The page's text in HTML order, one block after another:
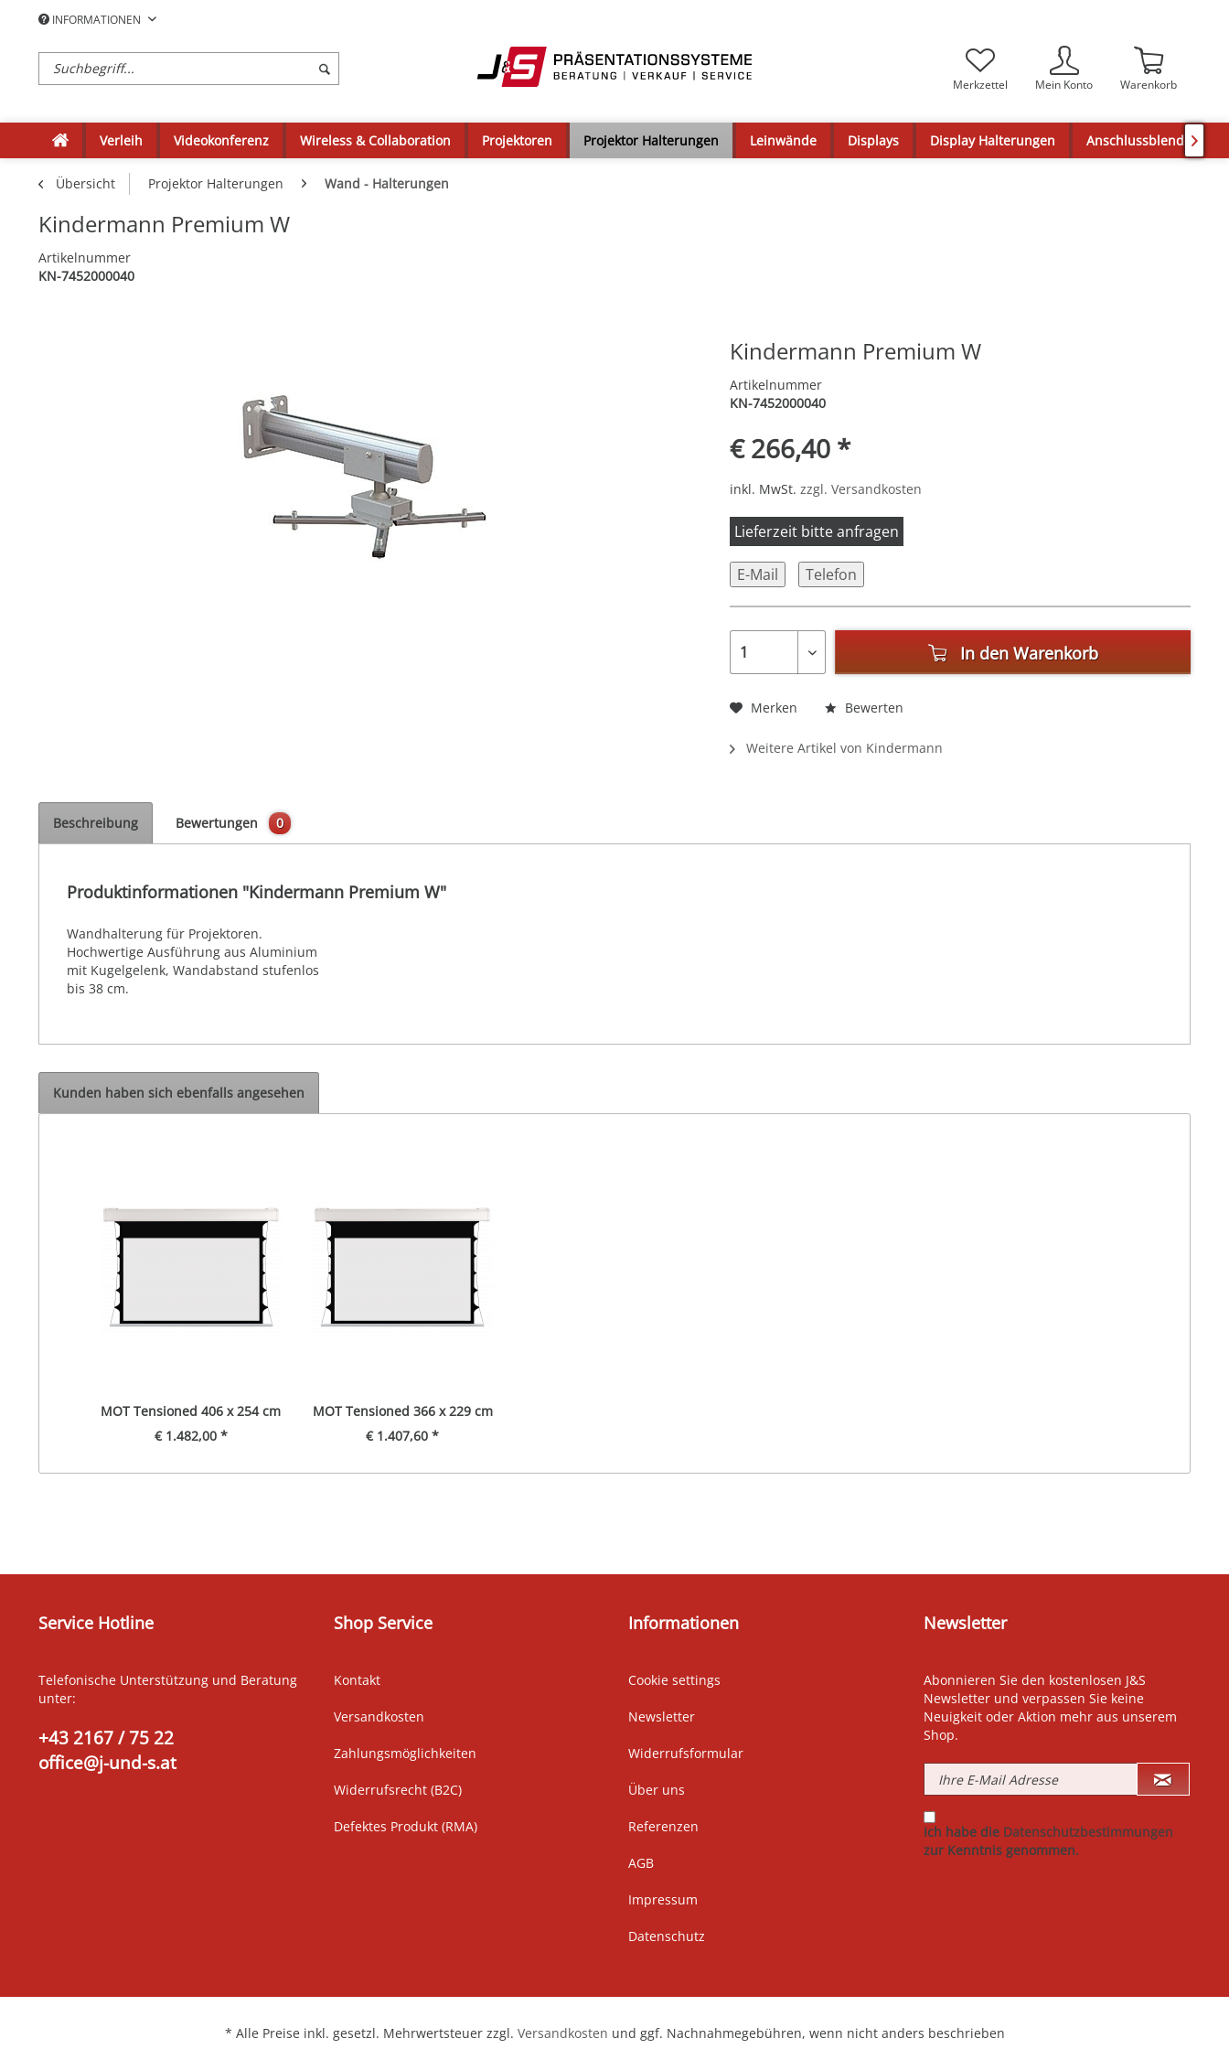
INFORMATIONEN
Merkzettel Mein Konto Warenkorb
Verleih Videokonferenz Wireless & Collaboration Projektoren Projektor Halterungen Leinwände Displays Display Halterungen Anschlussblenden

Übersicht Projektor Halterungen Wand - Halterungen
Kindermann Premium W
Artikelnummer
KN-7452000040
Kindermann Premium W
Artikelnummer
KN-7452000040
€ 266,40 *
inkl. MwSt. zzgl. Versandkosten
Lieferzeit bitte anfragen
E-Mail Telefon
In den Warenkorb
Merken Bewerten
Weitere Artikel von Kindermann
Beschreibung Bewertungen 0
Produktinformationen "Kindermann Premium W"
Wandhalterung für Projektoren.
Hochwertige Ausführung aus Aluminium
mit Kugelgelenk, Wandabstand stufenlos
bis 38 cm.
Kunden haben sich ebenfalls angesehen
MOT Tensioned 406 x 254 cm
€ 1.482,00 *
MOT Tensioned 366 x 229 cm
€ 1.407,60 *
Service Hotline
Telefonische Unterstützung und Beratung
unter:
+43 2167 / 75 22
office@j-und-s.at
Shop Service
Kontakt
Versandkosten
Zahlungsmöglichkeiten
Widerrufsrecht (B2C)
Defektes Produkt (RMA)
Informationen
Cookie settings
Newsletter
Widerrufsformular
Über uns
Referenzen
AGB
Impressum
Datenschutz
Newsletter
Abonnieren Sie den kostenlosen J&S
Newsletter und verpassen Sie keine
Neuigkeit oder Aktion mehr aus unserem
Shop.
Ich habe die Datenschutzbestimmungen
zur Kenntnis genommen.
* Alle Preise inkl. gesetzl. Mehrwertsteuer zzgl. Versandkosten und ggf. Nachnahmegebühren, wenn nicht anders beschrieben